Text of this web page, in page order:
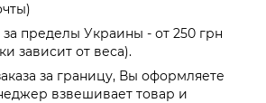
пределы Украины - от 250 грн
зависит от веса).
за границу, Вы оформляете
взвешивает товар и